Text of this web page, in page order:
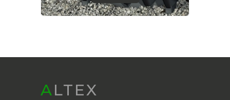
ALTEX